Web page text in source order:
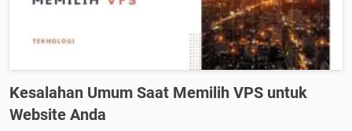
Kesalahan Umum Saat Memilih VPS untuk
Website Anda